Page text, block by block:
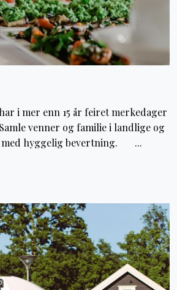
i mer enn 15 år feiret merkedager
venner og familie i landlige og
med hyggelig bevertning. ...